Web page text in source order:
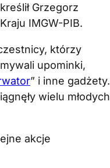
Grzegorz
IMGW-PIB.
którzy
upominki,
” i inne gadżety.
wielu młodych
akcje